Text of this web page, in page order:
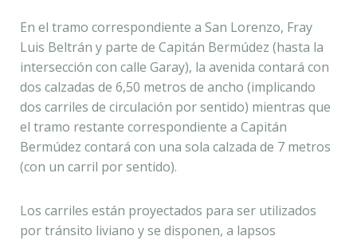
En el tramo correspondiente a San Lorenzo, Fray
Luis Beltrán y parte de Capitán Bermúdez (hasta la
intersección con calle Garay), la avenida contará con
dos calzadas de 6,50 metros de ancho (implicando
dos carriles de circulación por sentido) mientras que
el tramo restante correspondiente a Capitán
Bermúdez contará con una sola calzada de 7 metros
(con un carril por sentido).
Los carriles están proyectados para ser utilizados
por tránsito liviano y se disponen, a lapsos